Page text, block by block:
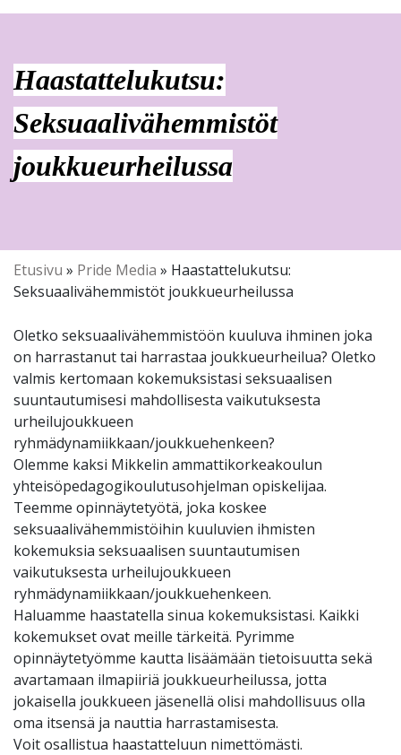
Haastattelukutsu:
Seksuaalivähemmistöt
joukkueurheilussa
Etusivu » Pride Media » Haastattelukutsu:
Seksuaalivähemmistöt joukkueurheilussa
Oletko seksuaalivähemmistöön kuuluva ihminen joka
on harrastanut tai harrastaa joukkueurheilua? Oletko
valmis kertomaan kokemuksistasi seksuaalisen
suuntautumisesi mahdollisesta vaikutuksesta
urheilujoukkueen
ryhmädynamiikkaan/joukkuehenkeen?
Olemme kaksi Mikkelin ammattikorkeakoulun
yhteisöpedagogikoulutusohjelman opiskelijaa.
Teemme opinnäytetyötä, joka koskee
seksuaalivähemmistöihin kuuluvien ihmisten
kokemuksia seksuaalisen suuntautumisen
vaikutuksesta urheilujoukkueen
ryhmädynamiikkaan/joukkuehenkeen.
Haluamme haastatella sinua kokemuksistasi. Kaikki
kokemukset ovat meille tärkeitä. Pyrimme
opinnäytetyömme kautta lisäämään tietoisuutta sekä
avartamaan ilmapiiriä joukkueurheilussa, jotta
jokaisella joukkueen jäsenellä olisi mahdollisuus olla
oma itsensä ja nauttia harrastamisesta.
Voit osallistua haastatteluun nimettömästi.